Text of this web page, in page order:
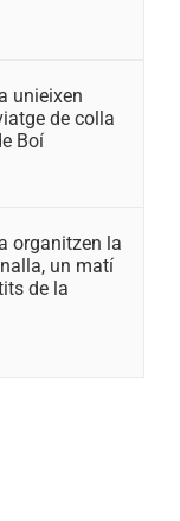
unieixen
de colla
Boí
organitzen la
un matí
de la